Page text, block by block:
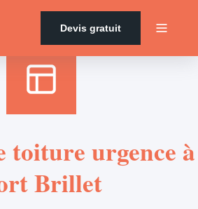
Devis gratuit
toiture urgence à
Brillet